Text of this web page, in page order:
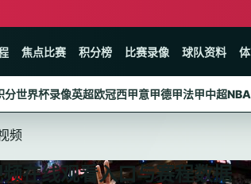
焦点比赛 积分榜 比赛录像 球队资料
分世界杯录像英超欧冠西甲意甲德甲法甲中超NBA
频
在线观看入口与赛程数据